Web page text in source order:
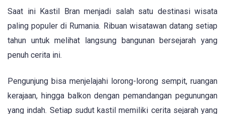
Saat ini Kastil Bran menjadi salah satu destinasi wisata
paling populer di Rumania. Ribuan wisatawan datang setiap
tahun untuk melihat langsung bangunan bersejarah yang
penuh cerita ini.
Pengunjung bisa menjelajahi lorong-lorong sempit, ruangan
kerajaan, hingga balkon dengan pemandangan pegunungan
yang indah. Setiap sudut kastil memiliki cerita sejarah yang